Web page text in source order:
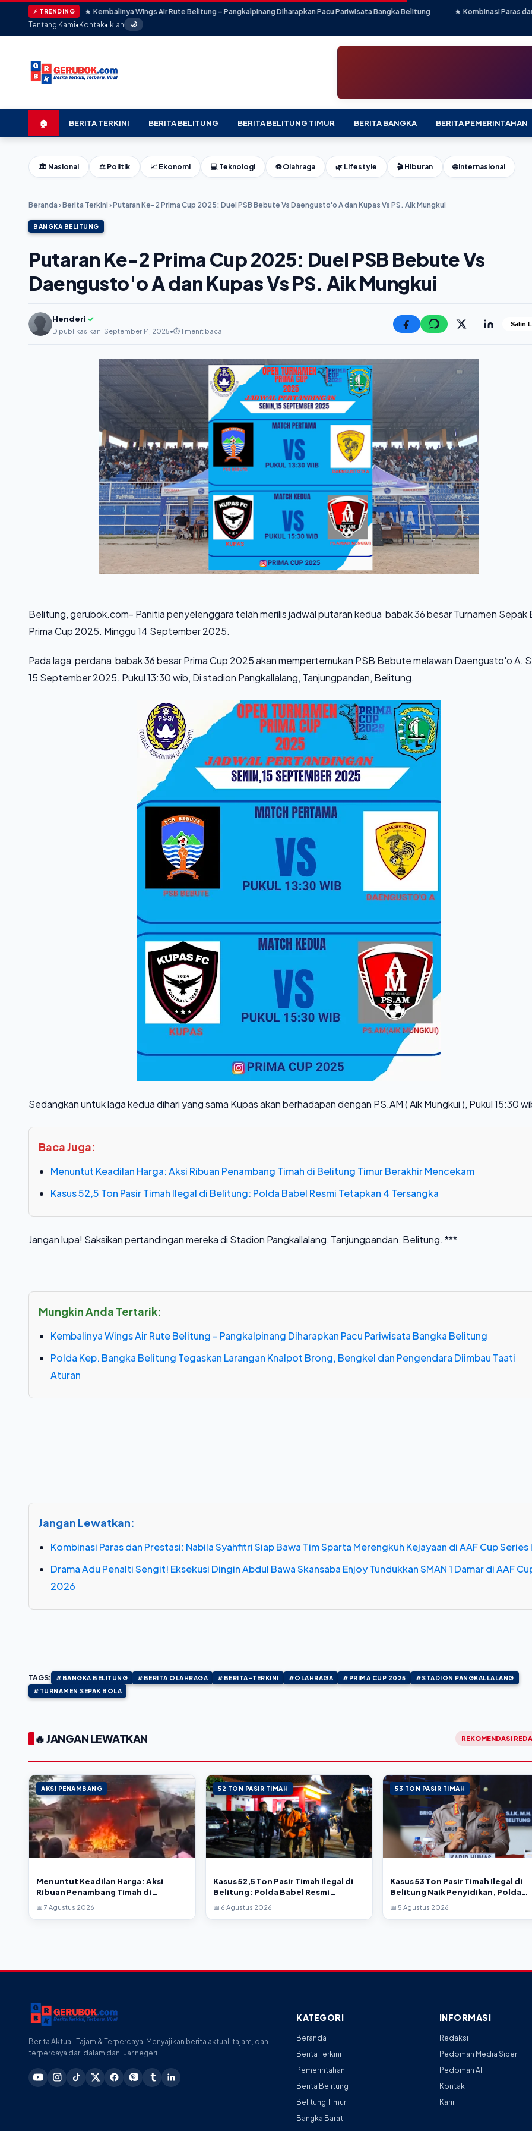
⚡ TRENDING
★ Kembalinya Wings Air Rute Belitung – Pangkalpinang Diharapkan Pacu Pariwisata Bangka Belitung
★ Kombinasi Paras dan Prestasi: Nabila
Tentang Kami•Kontak•Iklan 🌙
🏠 BERITA TERKINI BERITA BELITUNG BERITA BELITUNG TIMUR BERITA BANGKA BERITA PEMERINTAHAN
🏛️ Nasional ⚖️ Politik 📈 Ekonomi 💻 Teknologi ⚽ Olahraga 🌿 Lifestyle 🎬 Hiburan 🌐 Internasional
Beranda ›Berita Terkini ›Putaran Ke-2 Prima Cup 2025: Duel PSB Bebute Vs Daengusto'o A dan Kupas Vs PS. Aik Mungkui
BANGKA BELITUNG
Putaran Ke-2 Prima Cup 2025: Duel PSB Bebute Vs
Daengusto'o A dan Kupas Vs PS. Aik Mungkui
Henderi ✓
Dipublikasikan: September 14, 2025•⏱️ 1 menit baca
Salin
Belitung, gerubok.com- Panitia penyelenggara telah merilis jadwal putaran kedua babak 36 besar Turnamen Sepak
Prima Cup 2025. Minggu 14 September 2025.
Pada laga perdana babak 36 besar Prima Cup 2025 akan mempertemukan PSB Bebute melawan Daengusto'o A.
15 September 2025. Pukul 13:30 wib, Di stadion Pangkallalang, Tanjungpandan, Belitung.
Sedangkan untuk laga kedua dihari yang sama Kupas akan berhadapan dengan PS.AM ( Aik Mungkui ), Pukul 15:30
Baca Juga:
Menuntut Keadilan Harga: Aksi Ribuan Penambang Timah di Belitung Timur Berakhir Mencekam
Kasus 52,5 Ton Pasir Timah Ilegal di Belitung: Polda Babel Resmi Tetapkan 4 Tersangka
Jangan lupa! Saksikan pertandingan mereka di Stadion Pangkallalang, Tanjungpandan, Belitung. ***
Mungkin Anda Tertarik:
Kembalinya Wings Air Rute Belitung – Pangkalpinang Diharapkan Pacu Pariwisata Bangka Belitung
Polda Kep. Bangka Belitung Tegaskan Larangan Knalpot Brong, Bengkel dan Pengendara Diimbau Taati
Aturan
Jangan Lewatkan:
Kombinasi Paras dan Prestasi: Nabila Syahfitri Siap Bawa Tim Sparta Merengkuh Kejayaan di AAF Cup Series
Drama Adu Penalti Sengit! Eksekusi Dingin Abdul Bawa Skansaba Enjoy Tundukkan SMAN 1 Damar di AAF
2026
TAGS: #BANGKA BELITUNG #BERITA OLAHRAGA #BERITA-TERKINI #OLAHRAGA #PRIMA CUP 2025
#STADION PANGKALLALANG
#TURNAMEN SEPAK BOLA
🔥 JANGAN LEWATKAN REKOMENDASI
AKSI PENAMBANG
Menuntut Keadilan Harga: Aksi
Ribuan Penambang Timah di
📅 7 Agustus 2026
52 TON PASIR TIMAH
Kasus 52,5 Ton Pasir Timah Ilegal di
Belitung: Polda Babel Resmi
📅 6 Agustus 2026
53 TON PASIR TIMAH
Kasus 53 Ton Pasir Timah Ilegal di
Belitung Naik Penyidikan, Polda
📅 5 Agustus 2026
Berita Aktual, Tajam & Terpercaya. Menyajikan berita aktual, tajam, dan
terpercaya dari dalam dan luar negeri.
KATEGORI
Beranda
Berita Terkini
Pemerintahan
Berita Belitung
Belitung Timur
Bangka Barat
INFORMASI
Redaksi
Pedoman Media Siber
Pedoman AI
Kontak
Karir